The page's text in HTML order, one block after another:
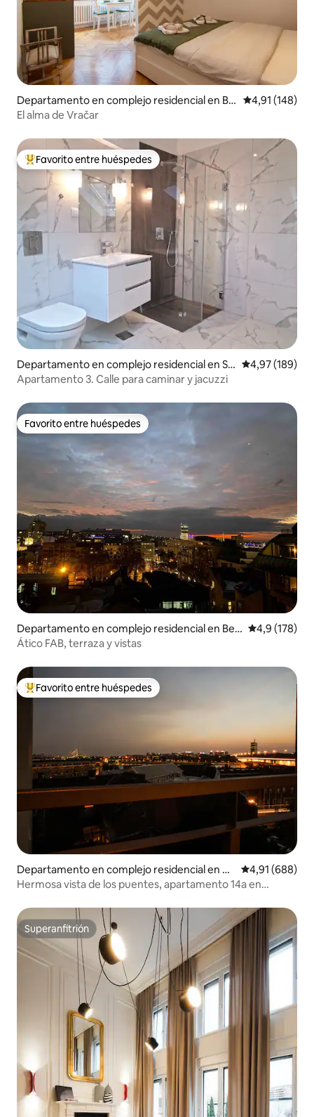
Departamento en complejo residencial en Be
ograd
Calificación
4,91 (148)
El alma de Vračar
Favorito entre los huéspedes más destacados
Favorito entre huéspedes
Departamento en complejo residencial en St
ari Grad
Calificación
4,97 (189)
Apartamento 3. Calle para caminar y jacuzzi
Favorito entre huéspedes
Favorito entre huéspedes
Departamento en complejo residencial en Beo
grad
Calificación
4,9 (178)
Ático FAB, terraza y vistas
Favorito entre los huéspedes más destacados
Favorito entre huéspedes
Departamento en complejo residencial en Be
ograd
Calificación
4,91 (688)
Hermosa vista de los puentes, apartamento 14a en
Superanfitrión
Superanfitrión